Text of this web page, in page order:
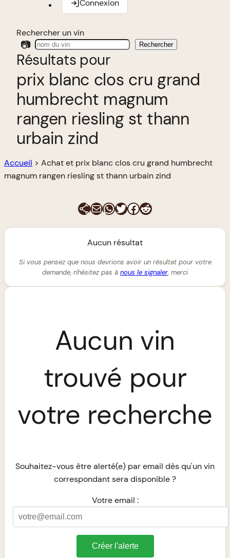
Connexion
Rechercher un vin
📷 Rechercher
Résultats pour
prix blanc clos cru grand
humbrecht magnum
rangen riesling st thann
urbain zind
Accueil > Achat et prix blanc clos cru grand humbrecht
magnum rangen riesling st thann urbain zind
E-mailWhatsApp
Twitter
Facebook
Reddit
Aucun résultat
Si vous pensez que nous devrions avoir un résultat pour votre
demande, n'hésitez pas à nous le signaler, merci
Aucun vin
trouvé pour
votre recherche
Souhaitez-vous être alerté(e) par email dès qu'un vin
correspondant sera disponible ?
Votre email :
Créer l'alerte